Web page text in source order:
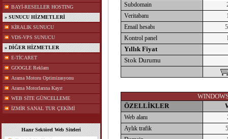
BAYİ-RESELLER HOSTING
» SUNUCU HİZMETLERİ
KİRALIK SUNUCU
VDS-VPS SUNUCU
» DİĞER HİZMETLER
E-TİCARET
GOOGLE Reklam
Arama Motoru Optimizasyonu
Arama Motorlarına Kayıt
WEB SİTE GÜNCELLEME
İZMİR SANAL TUR ÇEKİMİ
Hazır Sektörel Web Siteleri
Subdomain
Veritabanı
Email hesabı
Kontrol panel
Yıllık Fiyat
Stok Durumu
ÖZELLİKLER
Web alanı
Aylık trafik